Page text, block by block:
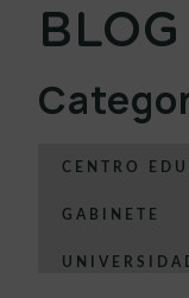
BLOG
CENTRO
GABINETE